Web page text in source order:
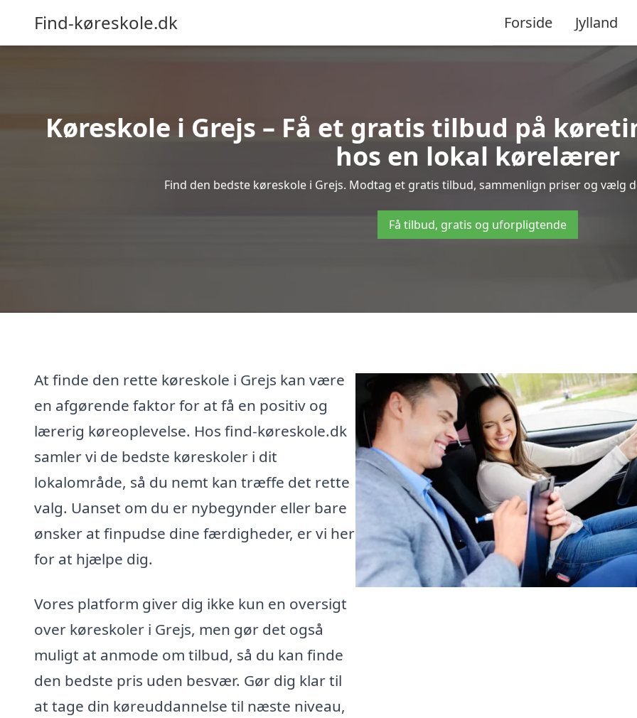
Find-køreskole.dk Forside Jylland
Køreskole i Grejs – Få et gratis tilbud på
hos en lokal kørelærer
Find den bedste køreskole i Grejs. Modtag et gratis tilbud, sammenlign priser og vælg
Få tilbud, gratis og uforpligtende
At finde den rette køreskole i Grejs kan være
en afgørende faktor for at få en positiv og
lærerig køreoplevelse. Hos find-køreskole.dk
samler vi de bedste køreskoler i dit
lokalområde, så du nemt kan træffe det rette
valg. Uanset om du er nybegynder eller bare
ønsker at finpudse dine færdigheder, er vi her
for at hjælpe dig.
Vores platform giver dig ikke kun en oversigt
over køreskoler i Grejs, men gør det også
muligt at anmode om tilbud, så du kan finde
den bedste pris uden besvær. Gør dig klar til
at tage din køreuddannelse til næste niveau,